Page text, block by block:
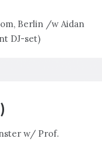
Berlin /w Aidan
DJ-set)
w/ Prof.